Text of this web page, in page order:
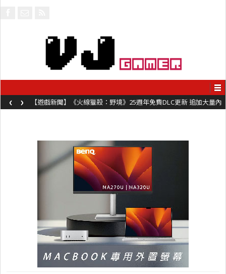
【遊戲新聞】《火線獵殺：野境》25週年免費DLC更新 追加大量內
容同時系舊作限時超平價折扣
‹ ›